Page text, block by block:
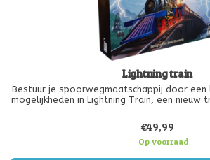
Lightning train
Bestuur je spoorwegmaatschappij door
mogelijkheden in Lightning Train, een nieuw
€49,99
Op voorraad